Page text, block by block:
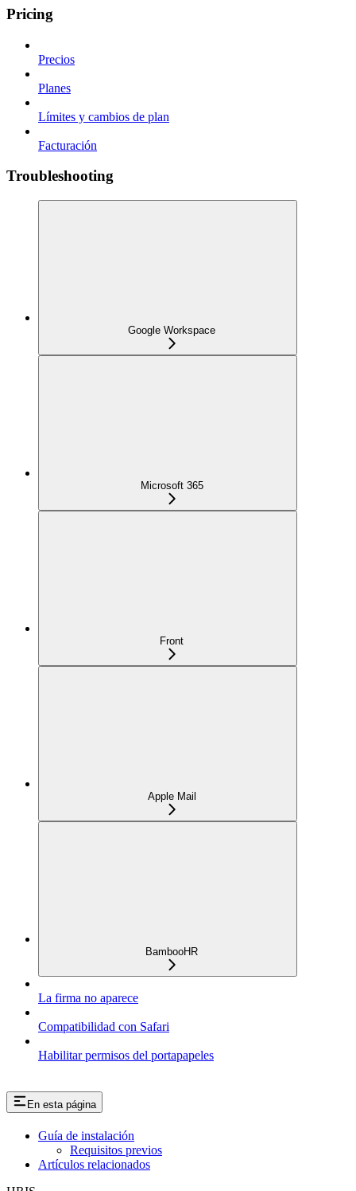
Pricing
Precios
Planes
Límites y cambios de plan
Facturación
Troubleshooting
Google Workspace
Microsoft 365
Front
Apple Mail
BambooHR
La firma no aparece
Compatibilidad con Safari
Habilitar permisos del portapapeles
En esta página
Guía de instalación
Requisitos previos
Artículos relacionados